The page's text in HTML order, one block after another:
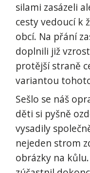
silami zasázeli
cesty vedoucí k
obcí. Na přání
doplnili již
protější straně
variantou
Sešlo se náš
děti si pyšně
vysadily
nejeden strom
obrázky na